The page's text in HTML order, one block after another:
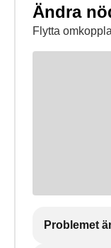
Ändra
Flytta
Problemet